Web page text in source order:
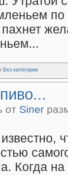
по
Без категории
от Siner
Когда